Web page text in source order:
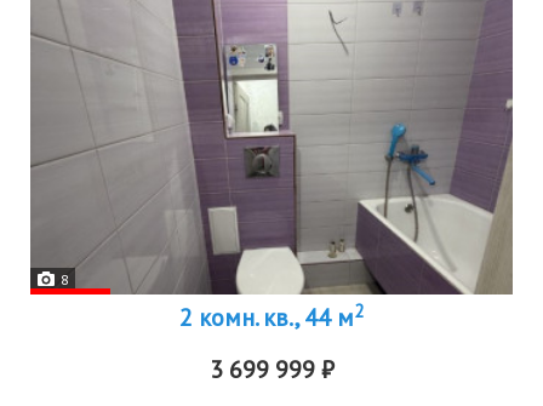
8
2 комн. кв., 44 м2
3 699 999 ₽